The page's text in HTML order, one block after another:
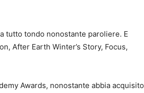
tutto tondo nonostante paroliere. E
After Earth Winter’s Story, Focus,
Awards, nonostante abbia acquisito